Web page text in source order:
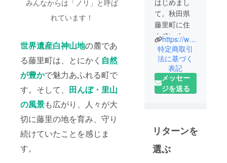
みんなからは「ノリ」と呼ば
れています！
世界遺産白神山地の麓であ
る藤里町は、とにかく 自然
が豊かで魅力あふれる町で
す。そして、 田んぼ・里山
の風景も広がり、人々が大
切に藤里の地を育み、守り
続けていたことを感じま
す。
て。秋田県
藤里町に住
んでいます
佐々木規之
と申しま
す。
藤里町は単
独立町なが
減っていっ
ている人口
２６００人
https://www.instagram.com/shirakami_fujisato_guest_house?utm_source=ig_web_button_share_sheet&igsh=ZDNlZDc0MzIxNw==
特定商取引
法に基づく
表記
メッセー
ジを送る
リターンを
選ぶ